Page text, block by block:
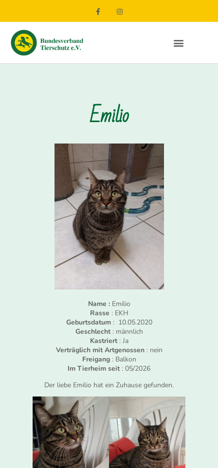
Emilio
Name :Emilio
Rasse : EKH
Geburtsdatum: 10.05.2020
Geschlecht: männlich
Kastriert: Ja
Verträglich mit Artgenossen: nein
Freigang: Balkon
Im Tierheim seit: 05/2026
Der liebe Emilio hat ein Zuhause gefunden.